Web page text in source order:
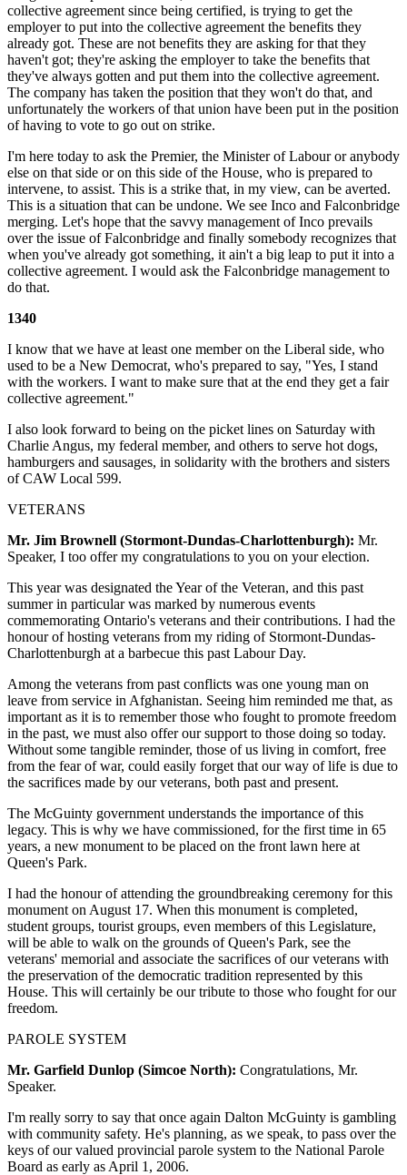
collective agreement since being certified, is trying to get the
employer to put into the collective agreement the benefits they
already got. These are not benefits they are asking for that they
haven't got; they're asking the employer to take the benefits that
they've always gotten and put them into the collective agreement.
The company has taken the position that they won't do that, and
unfortunately the workers of that union have been put in the position
of having to vote to go out on strike.
I'm here today to ask the Premier, the Minister of Labour or anybody
else on that side or on this side of the House, who is prepared to
intervene, to assist. This is a strike that, in my view, can be averted.
This is a situation that can be undone. We see Inco and Falconbridge
merging. Let's hope that the savvy management of Inco prevails
over the issue of Falconbridge and finally somebody recognizes that
when you've already got something, it ain't a big leap to put it into a
collective agreement. I would ask the Falconbridge management to
do that.
1340
I know that we have at least one member on the Liberal side, who
used to be a New Democrat, who's prepared to say, "Yes, I stand
with the workers. I want to make sure that at the end they get a fair
collective agreement."
I also look forward to being on the picket lines on Saturday with
Charlie Angus, my federal member, and others to serve hot dogs,
hamburgers and sausages, in solidarity with the brothers and sisters
of CAW Local 599.
VETERANS
Mr. Jim Brownell (Stormont-Dundas-Charlottenburgh): Mr.
Speaker, I too offer my congratulations to you on your election.
This year was designated the Year of the Veteran, and this past
summer in particular was marked by numerous events
commemorating Ontario's veterans and their contributions. I had the
honour of hosting veterans from my riding of Stormont-Dundas-
Charlottenburgh at a barbecue this past Labour Day.
Among the veterans from past conflicts was one young man on
leave from service in Afghanistan. Seeing him reminded me that, as
important as it is to remember those who fought to promote freedom
in the past, we must also offer our support to those doing so today.
Without some tangible reminder, those of us living in comfort, free
from the fear of war, could easily forget that our way of life is due to
the sacrifices made by our veterans, both past and present.
The McGuinty government understands the importance of this
legacy. This is why we have commissioned, for the first time in 65
years, a new monument to be placed on the front lawn here at
Queen's Park.
I had the honour of attending the groundbreaking ceremony for this
monument on August 17. When this monument is completed,
student groups, tourist groups, even members of this Legislature,
will be able to walk on the grounds of Queen's Park, see the
veterans' memorial and associate the sacrifices of our veterans with
the preservation of the democratic tradition represented by this
House. This will certainly be our tribute to those who fought for our
freedom.
PAROLE SYSTEM
Mr. Garfield Dunlop (Simcoe North): Congratulations, Mr.
Speaker.
I'm really sorry to say that once again Dalton McGuinty is gambling
with community safety. He's planning, as we speak, to pass over the
keys of our valued provincial parole system to the National Parole
Board as early as April 1, 2006.